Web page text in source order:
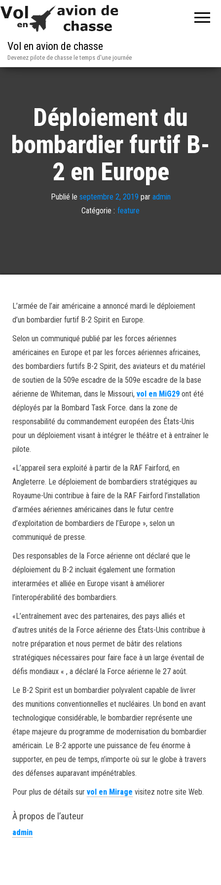
Vol en avion de chasse
Devenez pilote de chasse le temps d'une journée
Déploiement du
bombardier furtif B-
2 en Europe
Publié le septembre 2, 2019 par admin
Catégorie : feature
L’armée de l’air américaine a annoncé mardi le déploiement
d’un bombardier furtif B-2 Spirit en Europe.
Selon un communiqué publié par les forces aériennes
américaines en Europe et par les forces aériennes africaines,
des bombardiers furtifs B-2 Spirit, des aviateurs et du matériel
de soutien de la 509e escadre de la 509e escadre de la base
aérienne de Whiteman, dans le Missouri, vol en MiG29 ont été
déployés par la Bombard Task Force. dans la zone de
responsabilité du commandement européen des États-Unis
pour un déploiement visant à intégrer le théâtre et à entraîner le
pilote.
«L’appareil sera exploité à partir de la RAF Fairford, en
Angleterre. Le déploiement de bombardiers stratégiques au
Royaume-Uni contribue à faire de la RAF Fairford l’installation
d’armées aériennes américaines dans le futur centre
d’exploitation de bombardiers de l’Europe », selon un
communiqué de presse.
Des responsables de la Force aérienne ont déclaré que le
déploiement du B-2 incluait également une formation
interarmées et alliée en Europe visant à améliorer
l’interopérabilité des bombardiers.
«L’entraînement avec des partenaires, des pays alliés et
d’autres unités de la Force aérienne des États-Unis contribue à
notre préparation et nous permet de bâtir des relations
stratégiques nécessaires pour faire face à un large éventail de
défis mondiaux « , a déclaré la Force aérienne le 27 août.
Le B-2 Spirit est un bombardier polyvalent capable de livrer
des munitions conventionnelles et nucléaires. Un bond en avant
technologique considérable, le bombardier représente une
étape majeure du programme de modernisation du bombardier
américain. Le B-2 apporte une puissance de feu énorme à
supporter, en peu de temps, n’importe où sur le globe à travers
des défenses auparavant impénétrables.
Pour plus de détails sur vol en Mirage visitez notre site Web.
À propos de l’auteur
admin